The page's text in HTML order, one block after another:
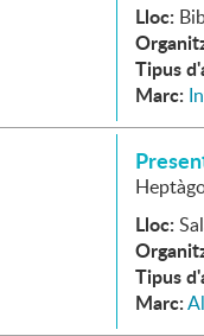
Lloc:
Tipus
Marc:
Lloc:
Tipus
Marc: